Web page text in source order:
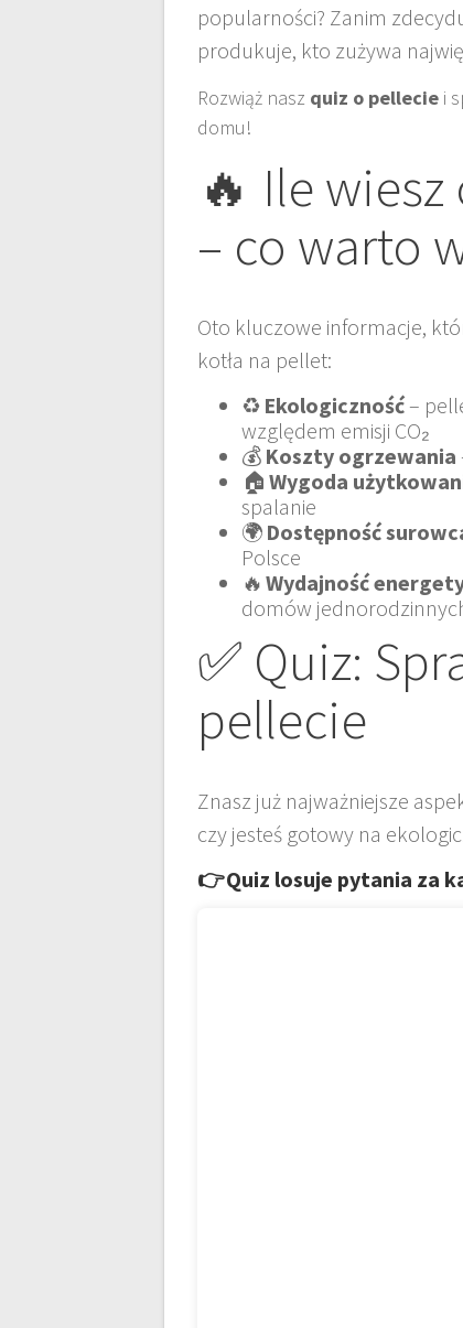
popularności? Zanim
produkuje, kto zużywa
Rozwiąż nasz quiz o pellecie i
domu!
🔥 Ile
– co warto
Oto kluczowe informacje,
kotła na pellet:
♻️ Ekologiczność–
względem emisji CO₂
💰 Koszty ogrzewania
🏠Wygoda
spalanie
🌍 Dostępność
Polsce
🔥Wydajność
domów
✅ Quiz:
pellecie
Znasz już najważniejsze
czy jesteś gotowy na
👉Quiz losuje pytania za